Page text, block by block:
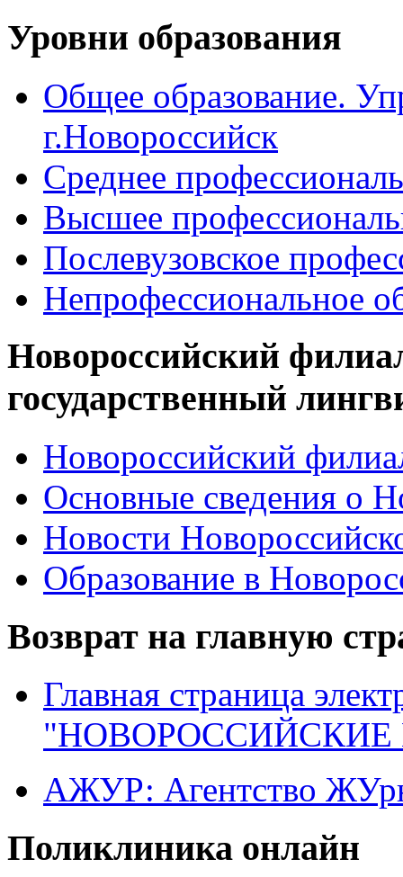
Уровни образования
Общее образование.
г.Новороссийск
Среднее
Высшее
Послевузовское
Непрофессиональное
Новороссийский
государственный
Новороссийский
Основные сведения о
Новости
Образование в
Возврат на главную
Главная страница
"НОВОРОССИЙСКИЕ
АЖУР: Агентство
Поликлиника онлайн